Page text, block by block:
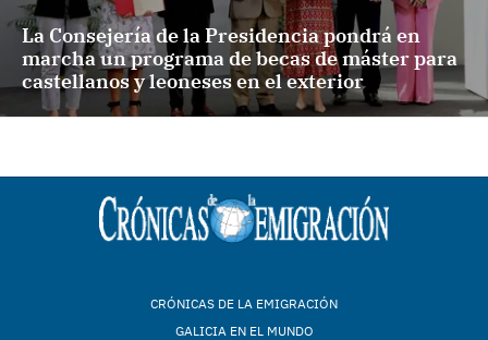
La Consejería de la Presidencia pondrá en
marcha un programa de becas de máster para
castellanos y leoneses en el exterior
CRÓNICAS DE LA EMIGRACIÓN
GALICIA EN EL MUNDO